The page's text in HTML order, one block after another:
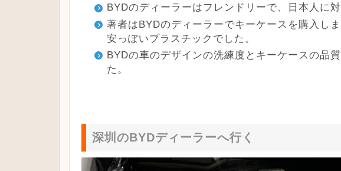
BYDのディーラーはフレンドリーで、日本人に
著者はBYDのディーラーでキーケースを購入し
安っぽいプラスチックでした。
BYDの車のデザインの洗練度とキーケースの品
た。
深圳のBYDディーラーへ行く